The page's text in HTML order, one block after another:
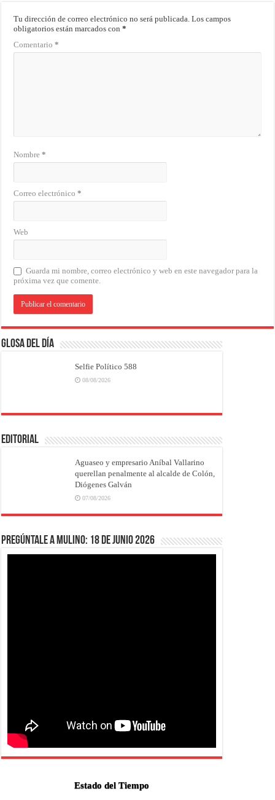
Tu dirección de correo electrónico no será publicada. Los campos
obligatorios están marcados con*
Comentario*
Nombre*
Correo electrónico*
Web
Guarda mi nombre, correo electrónico y web en este navegador para la
próxima vez que comente.
Glosa del Día
Selfie Político 588
08/08/2026
EDITORIAL
Aguaseo y empresario Aníbal Vallarino
querellan penalmente al alcalde de Colón,
Diógenes Galván
07/08/2026
Pregúntale a Mulino: 18 de junio 2026
Estado del Tiempo